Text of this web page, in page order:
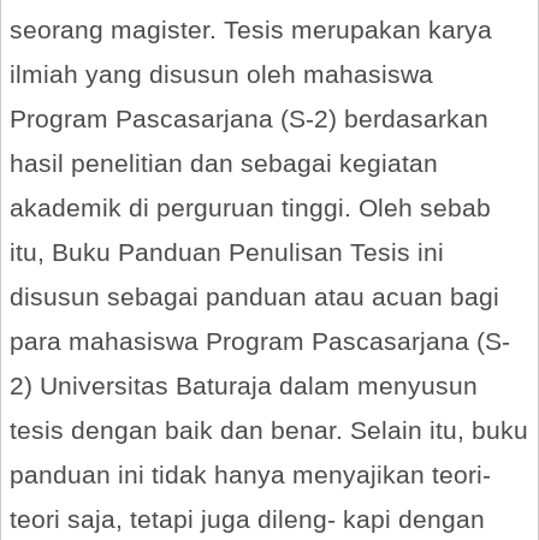
seorang magister. Tesis merupakan karya
ilmiah yang disusun oleh mahasiswa
Program Pascasarjana (S-2) berdasarkan
hasil penelitian dan sebagai kegiatan
akademik di perguruan tinggi. Oleh sebab
itu, Buku Panduan Penulisan Tesis ini
disusun sebagai panduan atau acuan bagi
para mahasiswa Program Pascasarjana (S-
2) Universitas Baturaja dalam menyusun
tesis dengan baik dan benar. Selain itu, buku
panduan ini tidak hanya menyajikan teori-
teori saja, tetapi juga dileng- kapi dengan